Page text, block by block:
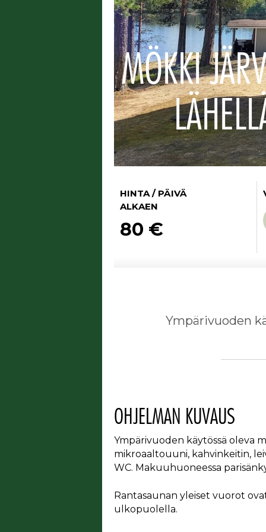
MÖKKI
HINTA / PÄIVÄ
ALKAEN
80 €
Ympärivuoden
OHJELMAN KUVAUS
Ympärivuoden käytössä oleva
mikroaaltouuni, kahvinkeitin,
WC. Makuuhuoneessa
Rantasaunan yleiset vuorot
ulkopuolella.